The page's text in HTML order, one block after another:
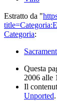
Estratto da "
Categoria:
Questa
2006 alle
Il
Unported.